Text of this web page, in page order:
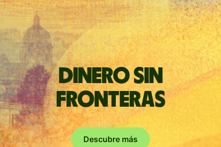
Dinero sin
fronteras
Descubre más